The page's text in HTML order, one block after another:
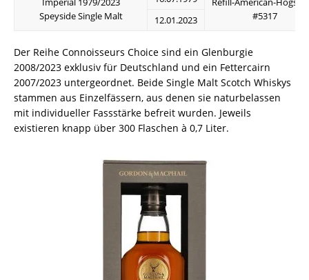
Speyside Single Malt
#5317
12.01.2023
Der Reihe Connoisseurs Choice sind ein Glenburgie
2008/2023 exklusiv für Deutschland und ein Fettercairn
2007/2023 untergeordnet. Beide Single Malt Scotch Whiskys
stammen aus Einzelfässern, aus denen sie naturbelassen
mit individueller Fassstärke befreit wurden. Jeweils
existieren knapp über 300 Flaschen à 0,7 Liter.